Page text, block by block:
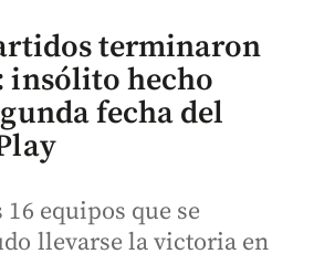
terminaron
insólito hecho
fecha del
equipos que se
llevarse la victoria en